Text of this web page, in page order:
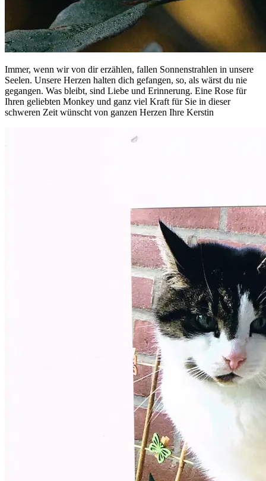
Immer, wenn wir von dir erzählen, fallen Sonnenstrahlen in unsere
Seelen. Unsere Herzen halten dich gefangen, so, als wärst du nie
gegangen. Was bleibt, sind Liebe und Erinnerung. Eine Rose für
Ihren geliebten Monkey und ganz viel Kraft für Sie in dieser
schweren Zeit wünscht von ganzen Herzen Ihre Kerstin